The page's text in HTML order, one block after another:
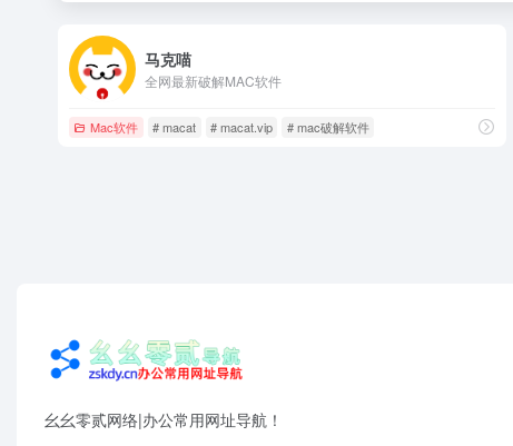
马克喵
全网最新破解MAC软件
Mac软件 # macat # macat.vip # mac破解软件
幺幺零贰网络|办公常用网址导航！